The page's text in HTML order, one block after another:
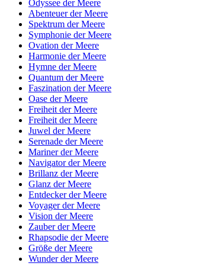
Odyssee der Meere
Abenteuer der Meere
Spektrum der Meere
Symphonie der Meere
Ovation der Meere
Harmonie der Meere
Hymne der Meere
Quantum der Meere
Faszination der Meere
Oase der Meere
Freiheit der Meere
Freiheit der Meere
Juwel der Meere
Serenade der Meere
Mariner der Meere
Navigator der Meere
Brillanz der Meere
Glanz der Meere
Entdecker der Meere
Voyager der Meere
Vision der Meere
Zauber der Meere
Rhapsodie der Meere
Größe der Meere
Wunder der Meere